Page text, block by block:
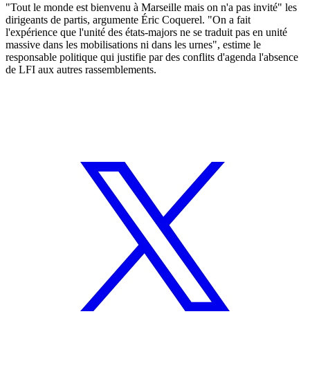
"Tout le monde est bienvenu à Marseille mais on n'a pas invité" les
dirigeants de partis, argumente Éric Coquerel. "On a fait
l'expérience que l'unité des états-majors ne se traduit pas en unité
massive dans les mobilisations ni dans les urnes", estime le
responsable politique qui justifie par des conflits d'agenda l'absence
de LFI aux autres rassemblements.